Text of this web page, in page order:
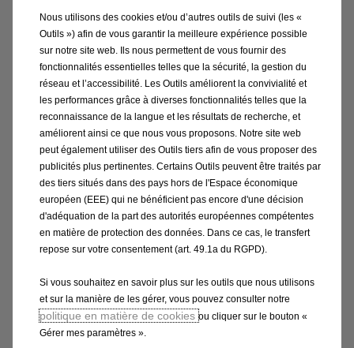
78,40€
Price
is
78,40
€
-
+
Quantity
updated
to:
1
Ajouter au panier
Code 1648389080
JEU DE 2 DEFLECTEURS D'AIR -
Nous utilisons des cookies et/ou d’autres outils de suivi (les «
Outils ») afin de vous garantir la meilleure expérience possible
sur notre site web. Ils nous permettent de vous fournir des
fonctionnalités essentielles telles que la sécurité, la gestion du
réseau et l’accessibilité. Les Outils améliorent la convivialité et
les performances grâce à diverses fonctionnalités telles que la
reconnaissance de la langue et les résultats de recherche, et
améliorent ainsi ce que nous vous proposons. Notre site web
peut également utiliser des Outils tiers afin de vous proposer des
publicités plus pertinentes. Certains Outils peuvent être traités par
des tiers situés dans des pays hors de l'Espace économique
européen (EEE) qui ne bénéficient pas encore d'une décision
d'adéquation de la part des autorités européennes compétentes
en matière de protection des données. Dans ce cas, le transfert
repose sur votre consentement (art. 49.1a du RGPD).
Si vous souhaitez en savoir plus sur les outils que nous utilisons
et sur la manière de les gérer, vous pouvez consulter notre
politique en matière de cookies ou cliquer sur le bouton «
Gérer mes paramètres ».